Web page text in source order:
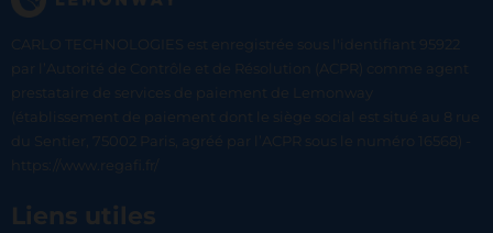
CARLO TECHNOLOGIES est enregistrée sous l'identifiant 95922
par l’Autorité de Contrôle et de Résolution (ACPR) comme agent
prestataire de services de paiement de Lemonway
(établissement de paiement dont le siège social est situé au 8 rue
du Sentier, 75002 Paris, agréé par l’ACPR sous le numéro 16568) -
https://www.regafi.fr/
Liens utiles